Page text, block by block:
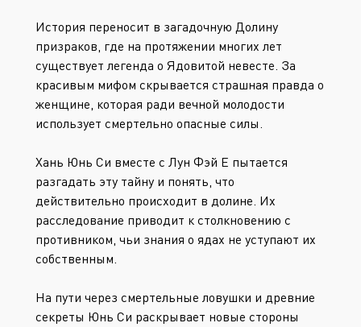
История переносит в загадочную Долину
призраков, где на протяжении многих лет
существует легенда о Ядовитой невесте. За
красивым мифом скрывается страшная правда о
женщине, которая ради вечной молодости
использует смертельно опасные силы.
Хань Юнь Си вместе с Лун Фэй Е пытается
разгадать эту тайну и понять, что
действительно происходит в долине. Их
расследование приводит к столкновению с
противником, чьи знания о ядах не уступают их
собственным.
На пути через смертельные ловушки и древние
секреты Юнь Си раскрывает новые стороны